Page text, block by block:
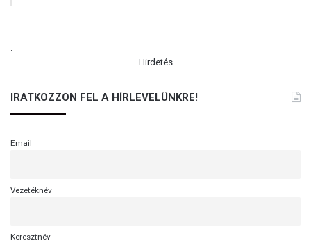
.
Hirdetés
IRATKOZZON FEL A HÍRLEVELÜNKRE!
Email
Vezetéknév
Keresztnév